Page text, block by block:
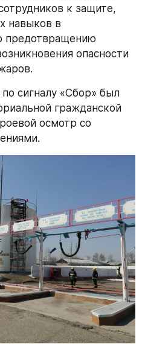
к защите,
навыков в
предотвращению
опасности
сигналу «Сбор» был
гражданской
осмотр со